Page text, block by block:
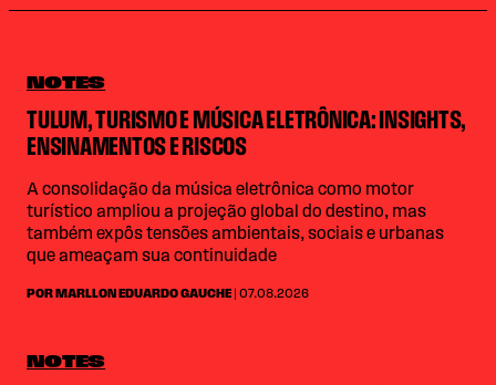
NOTES
TULUM, TURISMO E MÚSICA ELETRÔNICA: INSIGHTS,
ENSINAMENTOS E RISCOS
A consolidação da música eletrônica como motor
turístico ampliou a projeção global do destino, mas
também expôs tensões ambientais, sociais e urbanas
que ameaçam sua continuidade
POR MARLLON EDUARDO GAUCHE | 07.08.2026
NOTES